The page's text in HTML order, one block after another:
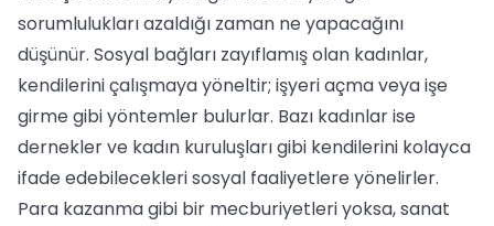
sorumlulukları azaldığı zaman ne yapacağını
düşünür. Sosyal bağları zayıflamış olan kadınlar,
kendilerini çalışmaya yöneltir; işyeri açma veya işe
girme gibi yöntemler bulurlar. Bazı kadınlar ise
dernekler ve kadın kuruluşları gibi kendilerini kolayca
ifade edebilecekleri sosyal faaliyetlere yönelirler.
Para kazanma gibi bir mecburiyetleri yoksa, sanat